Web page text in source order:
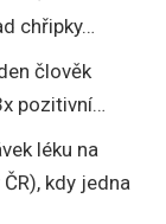
chřipky…
člověk
pozitivní…
léku na
kdy jedna